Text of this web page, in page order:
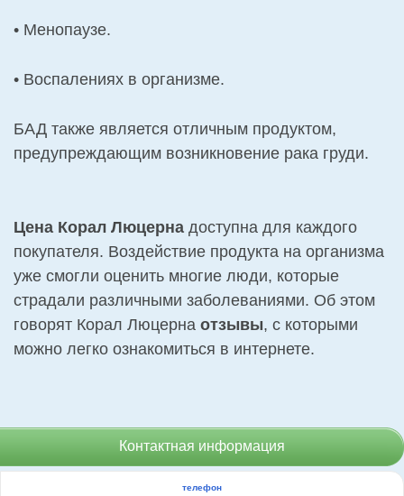
• Менопаузе.
• Воспалениях в организме.
БАД также является отличным продуктом,
предупреждающим возникновение рака груди.
Цена Корал Люцерна доступна для каждого
покупателя. Воздействие продукта на организма
уже смогли оценить многие люди, которые
страдали различными заболеваниями. Об этом
говорят Корал Люцерна отзывы, с которыми
можно легко ознакомиться в интернете.
Контактная информация
телефон